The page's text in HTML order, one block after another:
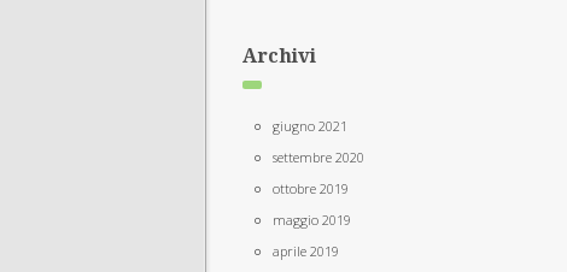
Archivi
giugno 2021
settembre 2020
ottobre 2019
maggio 2019
aprile 2019